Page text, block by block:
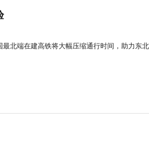
北端在建高铁将大幅压缩通行时间，助力东